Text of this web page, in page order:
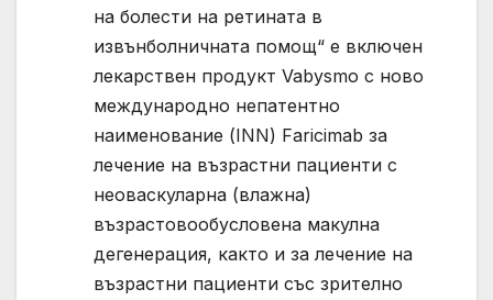
на болести на ретината в
извънболничната помощ“ е включен
лекарствен продукт Vabysmo с ново
международно непатентно
наименование (INN) Faricimab за
лечение на възрастни пациенти с
неоваскуларна (влажна)
възрастовообусловена макулна
дегенерация, както и за лечение на
възрастни пациенти със зрително